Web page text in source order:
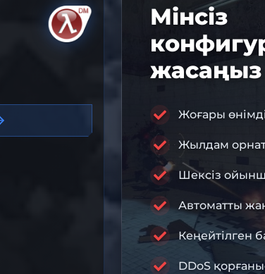
Мінсіз
жасаңыз
Жоғары
Жылдам
Шексіз
Автоматты
Кеңейтілген
DDoS
10%
ПРЕМИУМ